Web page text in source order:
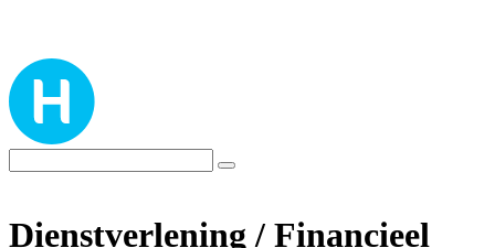
Dienstverlening / Financieel